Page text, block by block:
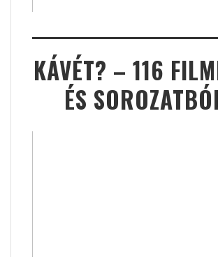
KÁVÉT? – 116
ÉS